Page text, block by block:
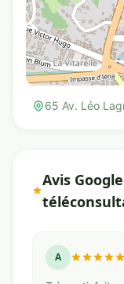
65 Av. Léo
Avis
A